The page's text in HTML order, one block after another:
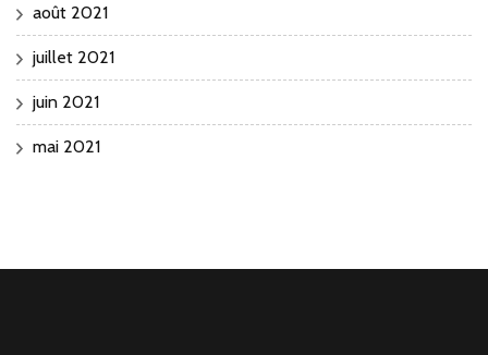
août 2021
juillet 2021
juin 2021
mai 2021